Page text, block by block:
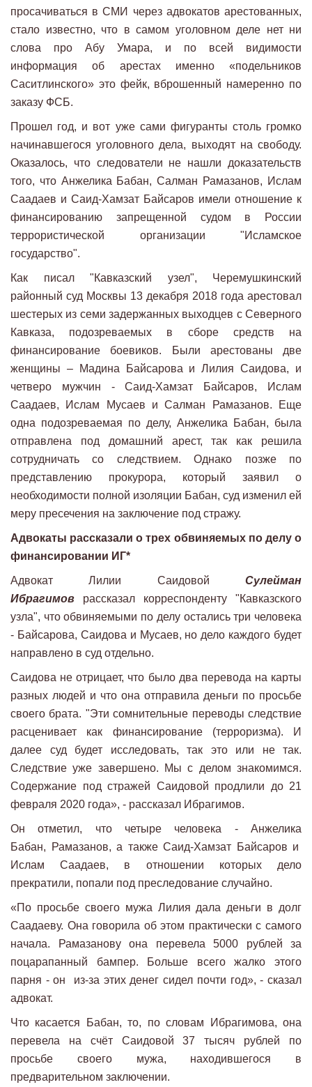
просачиваться в СМИ через адвокатов арестованных,
стало известно, что в самом уголовном деле нет ни
слова про Абу Умара, и по всей видимости
информация об арестах именно «подельников
Саситлинского» это фейк, вброшенный намеренно по
заказу ФСБ.
Прошел год, и вот уже сами фигуранты столь громко
начинавшегося уголовного дела, выходят на свободу.
Оказалось, что следователи не нашли доказательств
того, что Анжелика Бабан, Салман Рамазанов, Ислам
Саадаев и Саид-Хамзат Байсаров имели отношение к
финансированию запрещенной судом в России
террористической организации "Исламское
государство".
Как писал "Кавказский узел", Черемушкинский
районный суд Москвы 13 декабря 2018 года арестовал
шестерых из семи задержанных выходцев с Северного
Кавказа, подозреваемых в сборе средств на
финансирование боевиков. Были арестованы две
женщины – Мадина Байсарова и Лилия Саидова, и
четверо мужчин - Саид-Хамзат Байсаров, Ислам
Саадаев, Ислам Мусаев и Салман Рамазанов. Еще
одна подозреваемая по делу, Анжелика Бабан, была
отправлена под домашний арест, так как решила
сотрудничать со следствием. Однако позже по
представлению прокурора, который заявил о
необходимости полной изоляции Бабан, суд изменил ей
меру пресечения на заключение под стражу.
Адвокаты рассказали о трех обвиняемых по делу о
финансировании ИГ*
Адвокат Лилии Саидовой Сулейман
Ибрагимов рассказал корреспонденту "Кавказского
узла", что обвиняемыми по делу остались три человека
- Байсарова, Саидова и Мусаев, но дело каждого будет
направлено в суд отдельно.
Саидова не отрицает, что было два перевода на карты
разных людей и что она отправила деньги по просьбе
своего брата. "Эти сомнительные переводы следствие
расценивает как финансирование (терроризма). И
далее суд будет исследовать, так это или не так.
Следствие уже завершено. Мы с делом знакомимся.
Содержание под стражей Саидовой продлили до 21
февраля 2020 года», - рассказал Ибрагимов.
Он отметил, что четыре человека - Анжелика
Бабан, Рамазанов, а также Саид-Хамзат Байсаров и
Ислам Саадаев, в отношении которых дело
прекратили, попали под преследование случайно.
«По просьбе своего мужа Лилия дала деньги в долг
Саадаеву. Она говорила об этом практически с самого
начала. Рамазанову она перевела 5000 рублей за
поцарапанный бампер. Больше всего жалко этого
парня - он из-за этих денег сидел почти год», - сказал
адвокат.
Что касается Бабан, то, по словам Ибрагимова, она
перевела на счёт Саидовой 37 тысяч рублей по
просьбе своего мужа, находившегося в
предварительном заключении.